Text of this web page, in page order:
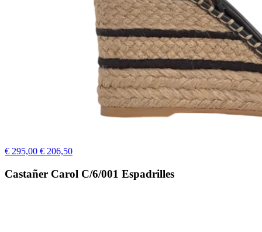
€ 295,00 € 206,50
Castañer Carol C/6/001 Espadrilles